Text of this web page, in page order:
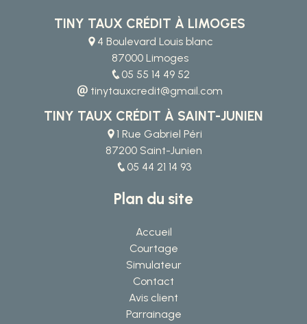
TINY TAUX CRÉDIT À LIMOGES
4 Boulevard Louis blanc
87000 Limoges
05 55 14 49 52
tinytauxcredit@gmail.com
TINY TAUX CRÉDIT À SAINT-JUNIEN
1 Rue Gabriel Péri
87200 Saint-Junien
05 44 21 14 93
Plan du site
Accueil
Courtage
Simulateur
Contact
Avis client
Parrainage